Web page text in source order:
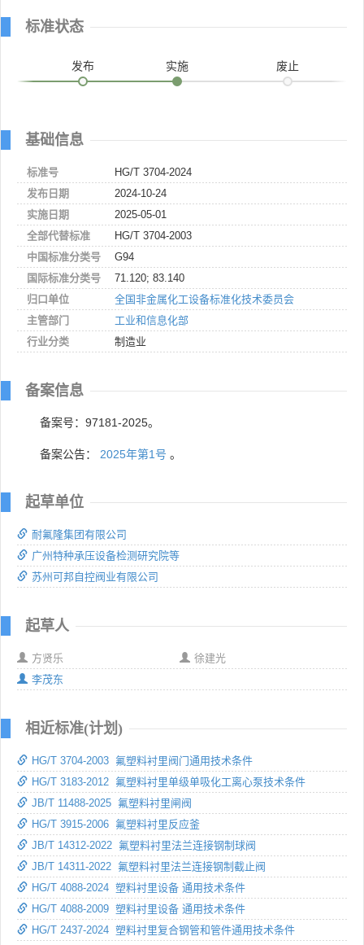
标准状态
发布 实施 废止
基础信息
标准号
HG/T 3704-2024
发布日期
2024-10-24
实施日期
2025-05-01
全部代替标准
HG/T 3704-2003
中国标准分类号
G94
国际标准分类号
71.120; 83.140
归口单位
全国非金属化工设备标准化技术委员会
主管部门
工业和信息化部
行业分类
制造业
备案信息
备案号：97181-2025。
备案公告： 2025年第1号 。
起草单位
耐氟隆集团有限公司
广州特种承压设备检测研究院等
苏州可邦自控阀业有限公司
起草人
方贤乐
徐建光
李茂东
相近标准(计划)
HG/T 3704-2003 氟塑料衬里阀门通用技术条件
HG/T 3183-2012 氟塑料衬里单级单吸化工离心泵技术条件
JB/T 11488-2025 氟塑料衬里闸阀
HG/T 3915-2006 氟塑料衬里反应釜
JB/T 14312-2022 氟塑料衬里法兰连接钢制球阀
JB/T 14311-2022 氟塑料衬里法兰连接钢制截止阀
HG/T 4088-2024 塑料衬里设备 通用技术条件
HG/T 4088-2009 塑料衬里设备 通用技术条件
HG/T 2437-2024 塑料衬里复合钢管和管件通用技术条件